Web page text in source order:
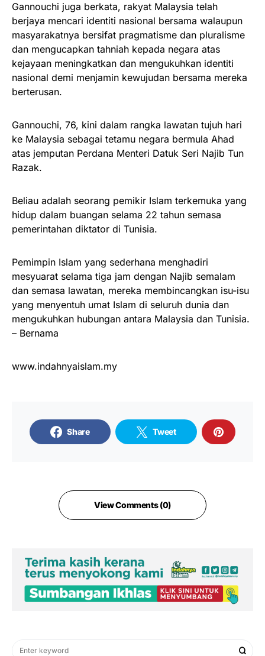
Gannouchi juga berkata, rakyat Malaysia telah
berjaya mencari identiti nasional bersama walaupun
masyarakatnya bersifat pragmatisme dan pluralisme
dan mengucapkan tahniah kepada negara atas
kejayaan meningkatkan dan mengukuhkan identiti
nasional demi menjamin kewujudan bersama mereka
berterusan.
Gannouchi, 76, kini dalam rangka lawatan tujuh hari
ke Malaysia sebagai tetamu negara bermula Ahad
atas jemputan Perdana Menteri Datuk Seri Najib Tun
Razak.
Beliau adalah seorang pemikir Islam terkemuka yang
hidup dalam buangan selama 22 tahun semasa
pemerintahan diktator di Tunisia.
Pemimpin Islam yang sederhana menghadiri
mesyuarat selama tiga jam dengan Najib semalam
dan semasa lawatan, mereka membincangkan isu-isu
yang menyentuh umat Islam di seluruh dunia dan
mengukuhkan hubungan antara Malaysia dan Tunisia.
– Bernama
www.indahnyaislam.my
Share Tweet
View Comments (0)